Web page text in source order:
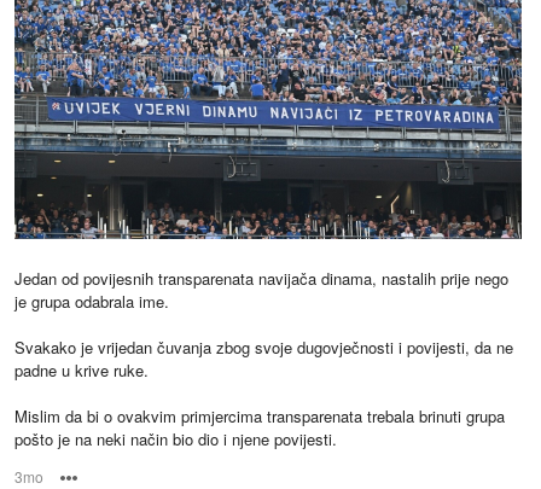
Jedan od povijesnih transparenata navijača dinama, nastalih prije nego
je grupa odabrala ime.
Svakako je vrijedan čuvanja zbog svoje dugovječnosti i povijesti, da ne
padne u krive ruke.
Mislim da bi o ovakvim primjercima transparenata trebala brinuti grupa
pošto je na neki način bio dio i njene povijesti.
3mo